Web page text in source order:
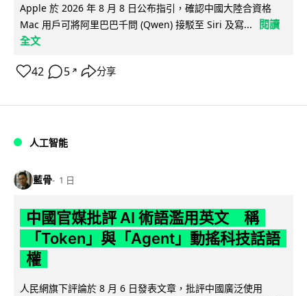
Apple 於 2026 年 8 月 8 日公布指引，確認中國大陸合資格
Mac 用戶可將阿里巴巴千問 (Qwen) 接駁至 Siri 及寫...
閱讀
全文
42 5 ↗ 分享
人工智能
藍骨 1 日
中國官媒批評 AI 術語濫用英文 稱
「Token」與「Agent」動搖科技話語
權
人民網旗下評論於 8 月 6 日發表文章，批評中國廣泛使用